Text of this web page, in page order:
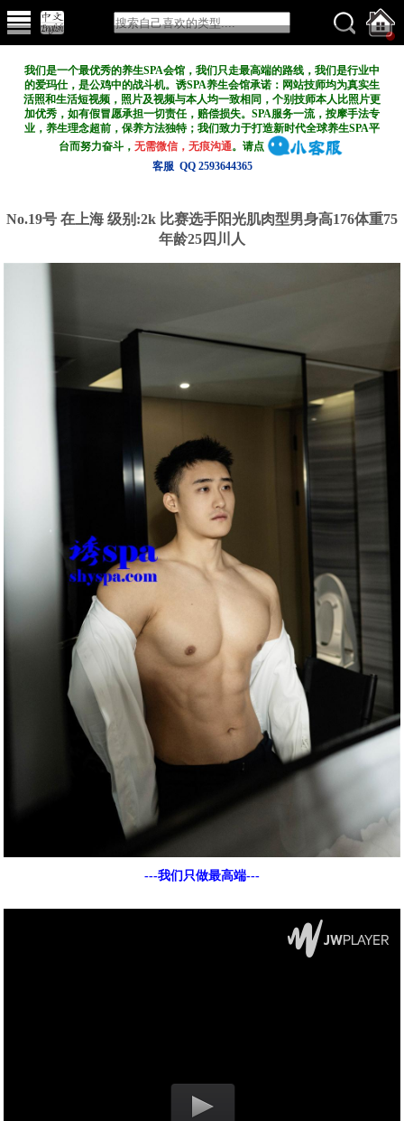
我们是一个最优秀的养生SPA会馆，我们只走最高端的路线，我们是行业中
的爱玛仕，是公鸡中的战斗机。诱SPA养生会馆承诺：网站技师均为真实生
活照和生活短视频，照片及视频与本人均一致相同，个别技师本人比照片更
加优秀，如有假冒愿承担一切责任，赔偿损失。SPA服务一流，按摩手法专
业，养生理念超前，保养方法独特；我们致力于打造新时代全球养生SPA平
台而努力奋斗，无需微信，无痕沟通。请点
客服 QQ 2593644365
No.19号 在上海 级别:2k 比赛选手阳光肌肉型男身高176体重75
年龄25四川人
---我们只做最高端---